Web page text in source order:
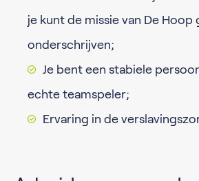
je kunt de missie van De Hoop
onderschrijven;
Je bent een stabiele
echte teamspeler;
Ervaring in de